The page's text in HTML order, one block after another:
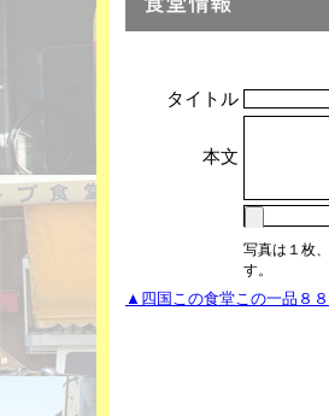
タイトル
本文
写真は１枚
す。
▲四国この食堂この一品８